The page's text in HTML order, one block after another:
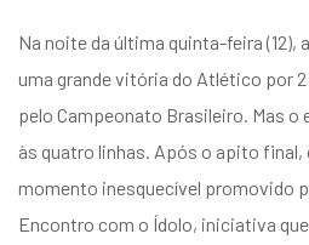
Na noite da última quinta-feira (12),
uma grande vitória do Atlético por
pelo Campeonato Brasileiro. Mas o
às quatro linhas. Após o apito
momento inesquecível promovido
Encontro com o Ídolo, iniciativa